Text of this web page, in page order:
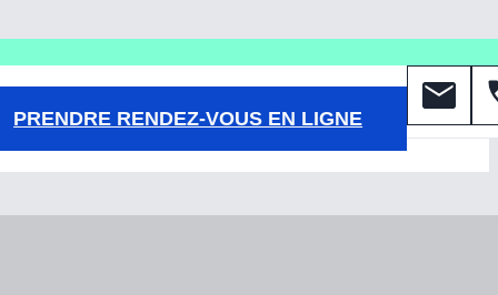
PRENDRE RENDEZ-VOUS EN LIGNE